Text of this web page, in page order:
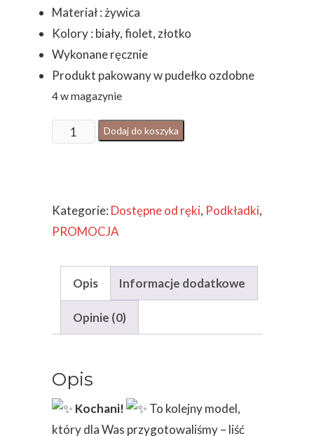
Materiał : żywica
Kolory : biały, fiolet, złotko
Wykonane ręcznie
Produkt pakowany w pudełko ozdobne
4 w magazynie
ilość
FIOLETOWO
BIAŁY
Dodaj do koszyka
Kategorie: Dostępne od ręki, Podkładki,
PROMOCJA
Opis Informacje dodatkowe
Opinie (0)
Opis
Kochani!
To kolejny model,
który dla Was przygotowaliśmy – liść